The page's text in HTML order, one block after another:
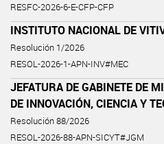
RESFC-2026-6-E-CFP-CFP
INSTITUTO NACIONAL DE
Resolución 1/2026
RESOL-2026-1-APN-INV#MEC
JEFATURA DE GABINETE DE
DE INNOVACIÓN, CIENCIA Y
Resolución 88/2026
RESOL-2026-88-APN-SICYT#JGM